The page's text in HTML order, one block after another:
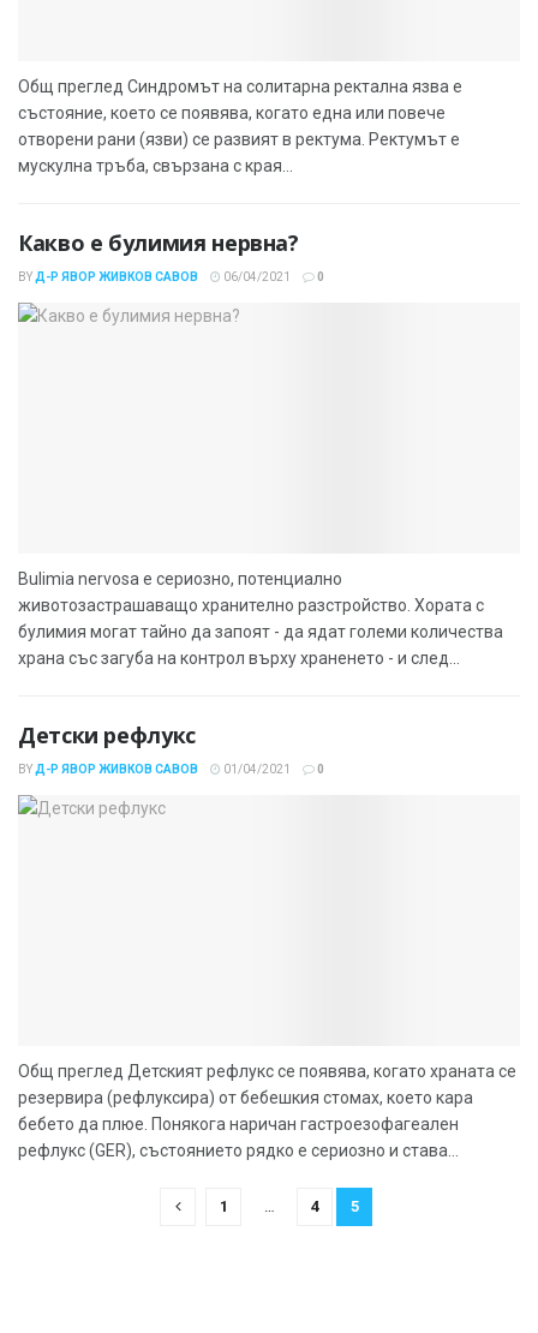
Общ преглед Синдромът на солитарна ректална язва е
състояние, което се появява, когато една или повече
отворени рани (язви) се развият в ректума. Ректумът е
мускулна тръба, свързана с края...
Какво е булимия нервна?
BY Д-Р ЯВОР ЖИВКОВ САВОВ 06/04/2021 0
Bulimia nervosa е сериозно, потенциално
животозастрашаващо хранително разстройство. Хората с
булимия могат тайно да запоят - да ядат големи количества
храна със загуба на контрол върху храненето - и след...
Детски рефлукс
BY Д-Р ЯВОР ЖИВКОВ САВОВ 01/04/2021 0
Общ преглед Детският рефлукс се появява, когато храната се
резервира (рефлуксира) от бебешкия стомах, което кара
бебето да плюе. Понякога наричан гастроезофагеален
рефлукс (GER), състоянието рядко е сериозно и става...
1 … 4 5